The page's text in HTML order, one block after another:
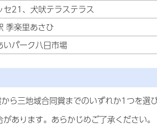
セ21、犬吠テラステラス
季楽里あさひ
いパーク八日市場
ら三地域合同賞までのいずれか1つを選
あります。あらかじめご了承ください。